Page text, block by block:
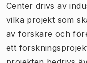
Center drivs av
vilka projekt som
av forskare och
ett